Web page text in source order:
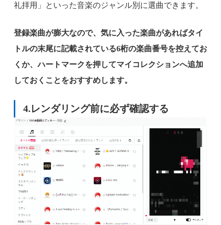
礼拝用」といった音楽のジャンル別に選曲できます。
登録楽曲が膨大なので、気に入った楽曲があればタイ
トルの末尾に記載されている6桁の楽曲番号を控えてお
くか、ハートマークを押してマイコレクションへ追加
しておくことをおすすめします。
4.レンダリング前に必ず確認する